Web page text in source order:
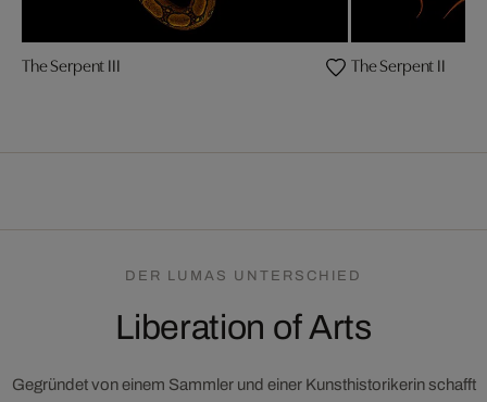
The Serpent III The Serpent II
DER LUMAS UNTERSCHIED
Liberation of Arts
Gegründet von einem Sammler und einer Kunsthistorikerin schafft